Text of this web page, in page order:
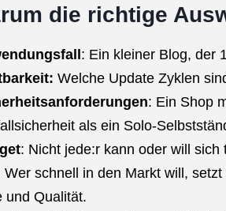
die richtige
: Ein kleiner Blog, der
Welche Update Zyklen
: Ein Shop
als ein Solo-
: Nicht jede:r kann oder will
Wer schnell in den Markt will,
und Qualität.